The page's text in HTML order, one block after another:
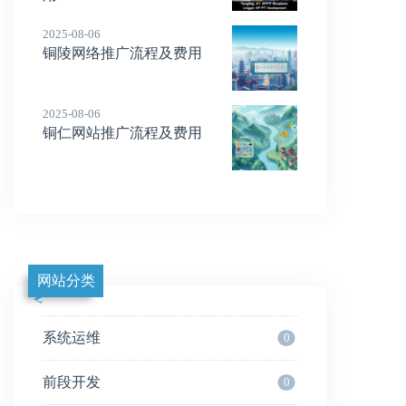
2025-08-06
铜陵网络推广流程及费用
2025-08-06
铜仁网站推广流程及费用
网站分类
系统运维 0
前段开发 0